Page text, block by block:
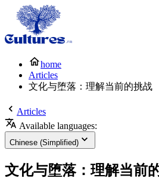
home
Articles
文化与堕落：理解当前的挑战
Articles
Available languages:
Chinese (Simplified)
文化与堕落：理解当前